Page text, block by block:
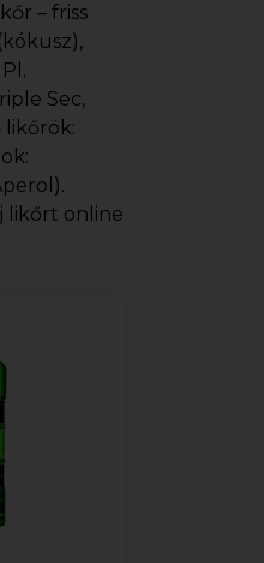
– friss
Sec,
likőrök:
likőrt online